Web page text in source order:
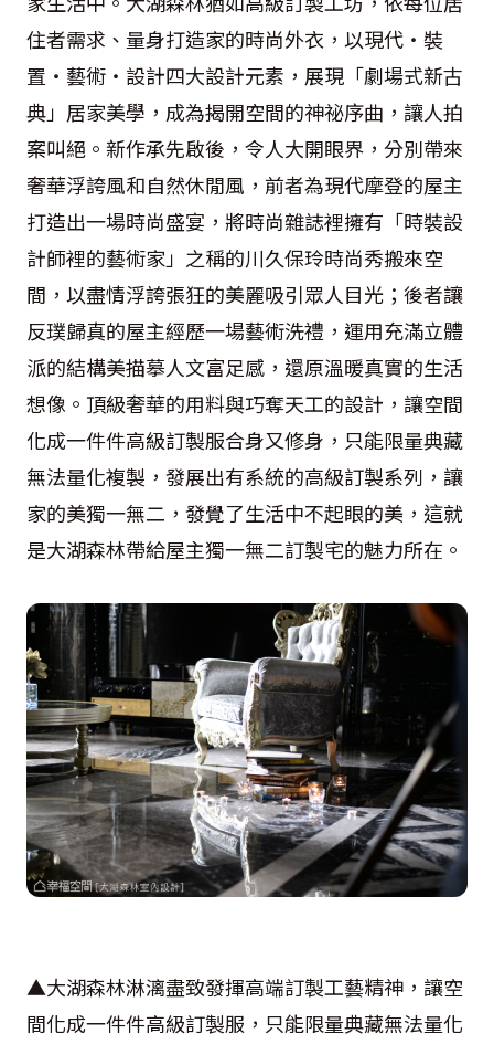
住者需求、量身打造家的時尚外衣，以現代‧裝
置‧藝術‧設計四大設計元素，展現「劇場式新古
典」居家美學，成為揭開空間的神祕序曲，讓人拍
案叫絕。新作承先啟後，令人大開眼界，分別帶來
奢華浮誇風和自然休閒風，前者為現代摩登的屋主
打造出一場時尚盛宴，將時尚雜誌裡擁有「時裝設
計師裡的藝術家」之稱的川久保玲時尚秀搬來空
間，以盡情浮誇張狂的美麗吸引眾人目光；後者讓
反璞歸真的屋主經歷一場藝術洗禮，運用充滿立體
派的結構美描摹人文富足感，還原溫暖真實的生活
想像。頂級奢華的用料與巧奪天工的設計，讓空間
化成一件件高級訂製服合身又修身，只能限量典藏
無法量化複製，發展出有系統的高級訂製系列，讓
家的美獨一無二，發覺了生活中不起眼的美，這就
是大湖森林帶給屋主獨一無二訂製宅的魅力所在。
▲大湖森林淋漓盡致發揮高端訂製工藝精神，讓空
間化成一件件高級訂製服，只能限量典藏無法量化